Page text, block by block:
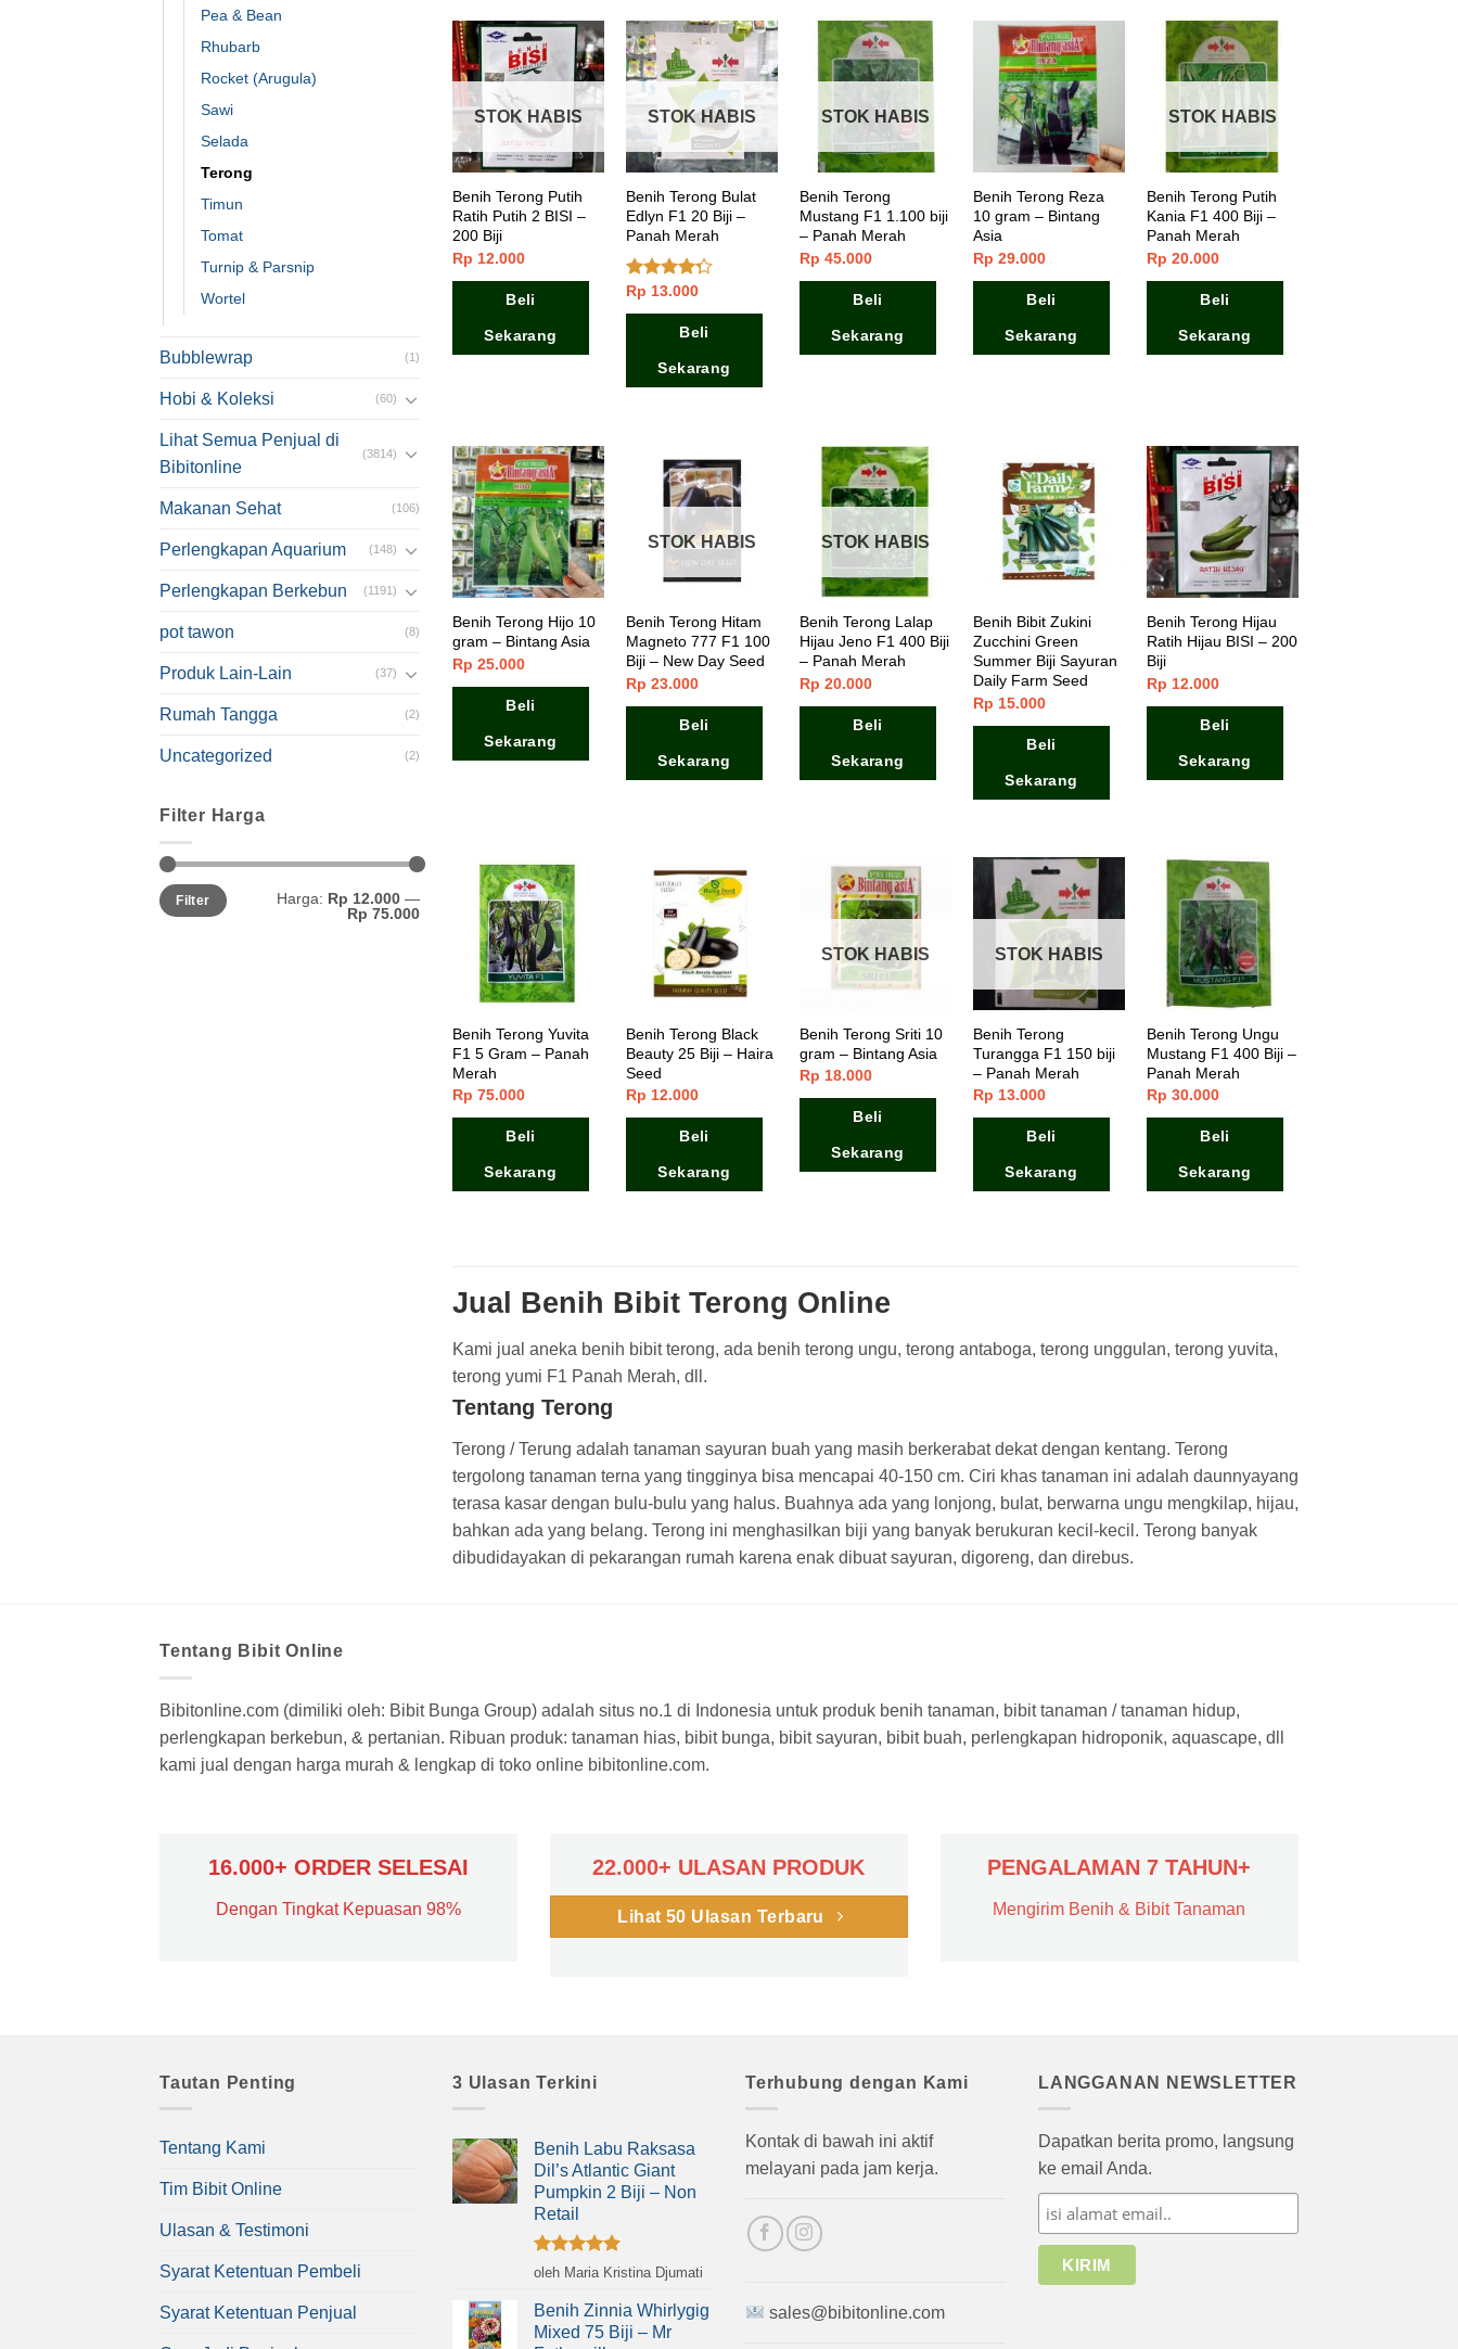
Pea & Bean
Rhubarb
Rocket (Arugula)
Sawi
Selada
Terong
Timun
Tomat
Turnip & Parsnip
Wortel
Bubblewrap (1)
Hobi & Koleksi (60)
Lihat Semua Penjual di
Bibitonline
(3814)
Makanan Sehat (106)
Perlengkapan Aquarium (148)
Perlengkapan Berkebun (1191)
pot tawon (8)
Produk Lain-Lain (37)
Rumah Tangga (2)
Uncategorized (2)
Filter Harga
Filter Harga: Rp 12.000 —
Rp 75.000
STOK HABIS
Benih Terong Putih
Ratih Putih 2 BISI –
200 Biji
Rp 12.000
Beli
Sekarang
STOK HABIS
Benih Terong Bulat
Edlyn F1 20 Biji –
Panah Merah
Dinilai
4.00dari
Rp 13.000
Beli
Sekarang
STOK HABIS
Benih Terong
Mustang F1 1.100 biji
– Panah Merah
Rp 45.000
Beli
Sekarang
Benih Terong Reza
10 gram – Bintang
Asia
Rp 29.000
Beli
Sekarang
STOK HABIS
Benih Terong Putih
Kania F1 400 Biji –
Panah Merah
Rp 20.000
Beli
Sekarang
Benih Terong Hijo 10
gram – Bintang Asia
Rp 25.000
Beli
Sekarang
STOK HABIS
Benih Terong Hitam
Magneto 777 F1 100
Biji – New Day Seed
Rp 23.000
Beli
Sekarang
STOK HABIS
Benih Terong Lalap
Hijau Jeno F1 400 Biji
– Panah Merah
Rp 20.000
Beli
Sekarang
Benih Bibit Zukini
Zucchini Green
Summer Biji Sayuran
Daily Farm Seed
Rp 15.000
Beli
Sekarang
Benih Terong Hijau
Ratih Hijau BISI – 200
Biji
Rp 12.000
Beli
Sekarang
Benih Terong Yuvita
F1 5 Gram – Panah
Merah
Rp 75.000
Beli
Sekarang
Benih Terong Black
Beauty 25 Biji – Haira
Seed
Rp 12.000
Beli
Sekarang
STOK HABIS
Benih Terong Sriti 10
gram – Bintang Asia
Rp 18.000
Beli
Sekarang
STOK HABIS
Benih Terong
Turangga F1 150 biji
– Panah Merah
Rp 13.000
Beli
Sekarang
Benih Terong Ungu
Mustang F1 400 Biji –
Panah Merah
Rp 30.000
Beli
Sekarang
Jual Benih Bibit Terong Online
Kami jual aneka benih bibit terong, ada benih terong ungu, terong antaboga, terong unggulan, terong yuvita,
terong yumi F1 Panah Merah, dll.
Tentang Terong
Terong / Terung adalah tanaman sayuran buah yang masih berkerabat dekat dengan kentang. Terong
tergolong tanaman terna yang tingginya bisa mencapai 40-150 cm. Ciri khas tanaman ini adalah daunnyayang
terasa kasar dengan bulu-bulu yang halus. Buahnya ada yang lonjong, bulat, berwarna ungu mengkilap, hijau,
bahkan ada yang belang. Terong ini menghasilkan biji yang banyak berukuran kecil-kecil. Terong banyak
dibudidayakan di pekarangan rumah karena enak dibuat sayuran, digoreng, dan direbus.
Tentang Bibit Online
Bibitonline.com (dimiliki oleh: Bibit Bunga Group) adalah situs no.1 di Indonesia untuk produk benih tanaman, bibit tanaman / tanaman hidup,
perlengkapan berkebun, & pertanian. Ribuan produk: tanaman hias, bibit bunga, bibit sayuran, bibit buah, perlengkapan hidroponik, aquascape, dll
kami jual dengan harga murah & lengkap di toko online bibitonline.com.
16.000+ ORDER SELESAI
Dengan Tingkat Kepuasan 98%
22.000+ ULASAN PRODUK
Lihat 50 Ulasan Terbaru
PENGALAMAN 7 TAHUN+
Mengirim Benih & Bibit Tanaman
Tautan Penting
Tentang Kami
Tim Bibit Online
Ulasan & Testimoni
Syarat Ketentuan Pembeli
Syarat Ketentuan Penjual
3 Ulasan Terkini
Benih Labu Raksasa
Dil’s Atlantic Giant
Pumpkin 2 Biji – Non
Retail
Dinilai5
oleh Maria Kristina Djumati
Benih Zinnia Whirlygig
Mixed 75 Biji – Mr
Terhubung dengan Kami
Kontak di bawah ini aktif
melayani pada jam kerja.
sales@bibitonline.com
LANGGANAN NEWSLETTER
Dapatkan berita promo, langsung
ke email Anda.